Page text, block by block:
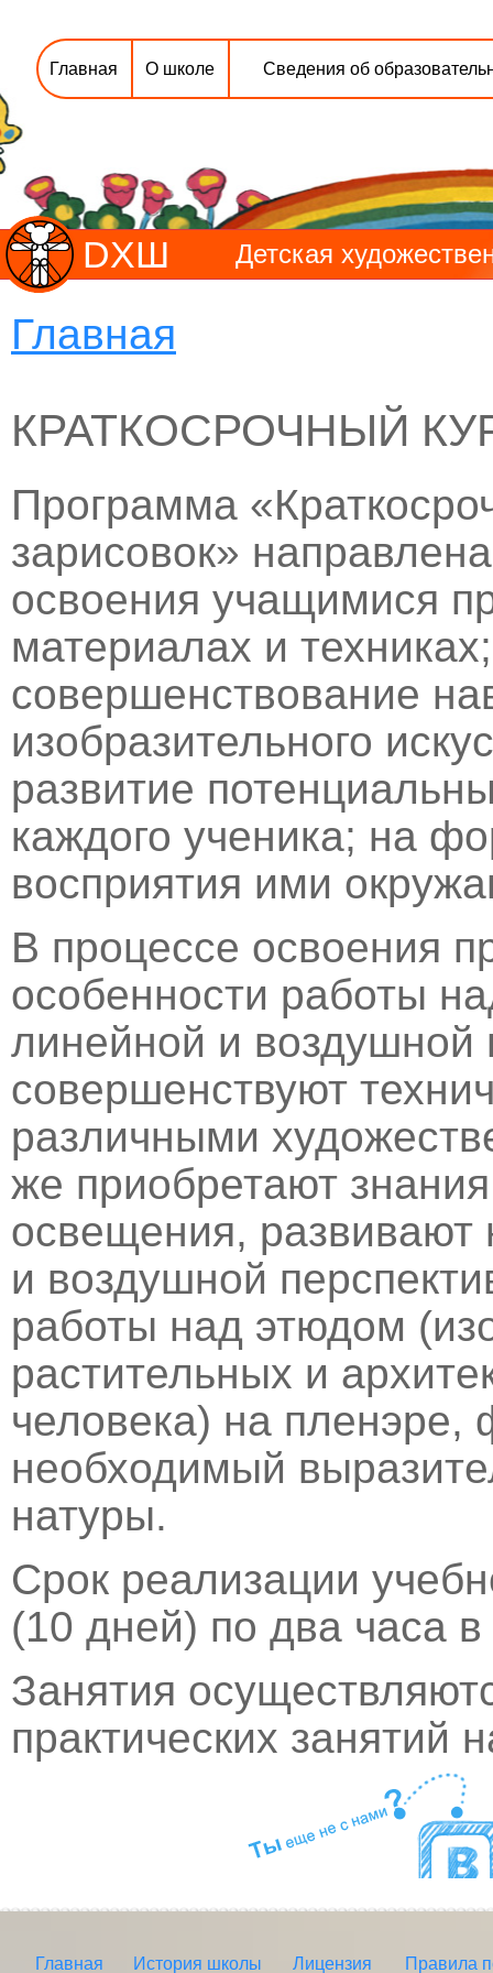
Главная О школе Сведения об
DХШ Детская
Главная
КРАТКОСРОЧНЫЙ
Программа
зарисовок»
освоения учащимися
материалах и
совершенствование
изобразительного
развитие
каждого ученика; на
восприятия ими
В процессе освоения
особенности работы
линейной и воздушной
совершенствуют
различными
же приобретают
освещения, развивают
и воздушной
работы над этюдом
растительных и
человека) на
необходимый
натуры.
Срок реализации
(10 дней) по два часа
Занятия
практических занятий
Главная История школы Лицензия Правила